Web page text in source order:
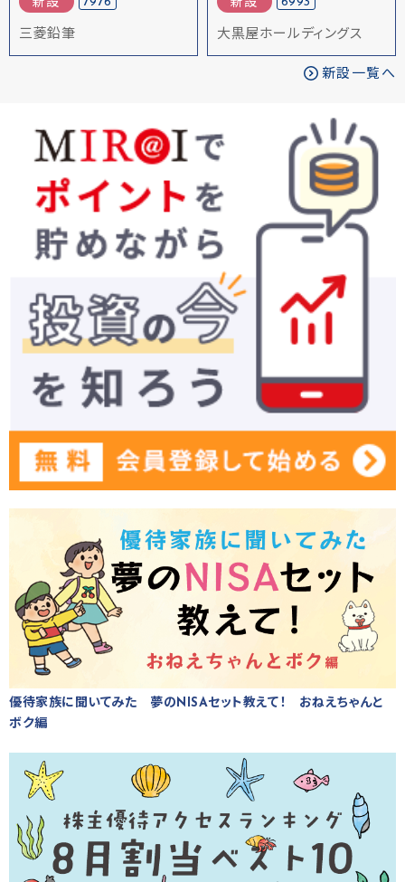
新設 7976
三菱鉛筆
新設 6993
大黒屋ホールディングス
新設一覧へ
優待家族に聞いてみた 夢のNISAセット教えて！ おねえちゃんと
ボク編